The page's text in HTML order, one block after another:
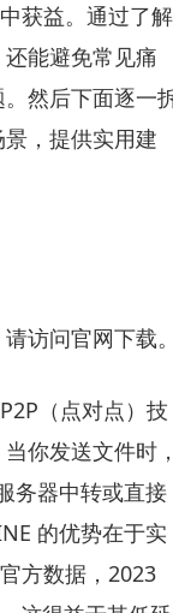
获益。通过了解
能避免常见痛
然后下面逐一
，提供实用建
访问官网下载
（点对点）技
你发送文件时
务器中转或直接
的优势在于实
方数据，2023